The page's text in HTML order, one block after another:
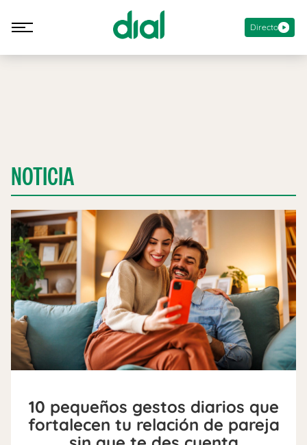
Directo
NOTICIA
10 pequeños gestos diarios que
fortalecen tu relación de pareja